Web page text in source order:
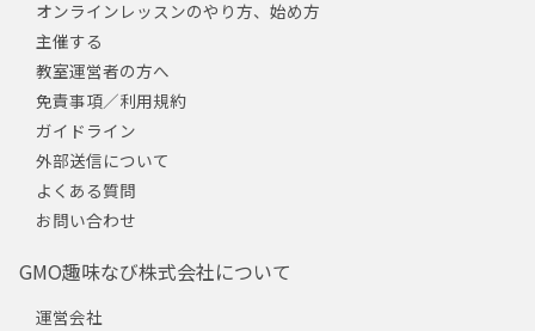
オンラインレッスンのやり方、始め方
主催する
教室運営者の方へ
免責事項／利用規約
ガイドライン
外部送信について
よくある質問
お問い合わせ
GMO趣味なび株式会社について
運営会社